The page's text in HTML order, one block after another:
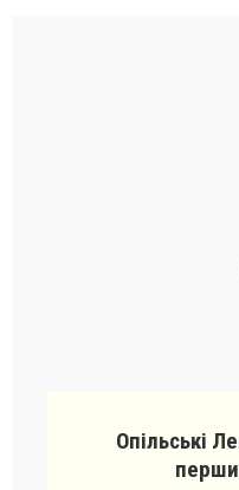
Опільські